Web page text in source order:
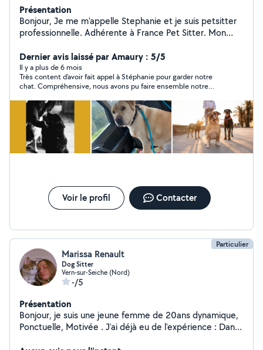
Présentation
Bonjour, Je me m'appelle Stephanie et je suis petsitter
professionnelle. Adhérente à France Pet Sitter. Mon
Sitting&services, site disponible sur google pour me
joindre plus facilement, mon périmètre étant limiter ici.
Je garde et/ou promène votre compagnon sur Rennes
et son agglomération, j'accueille également chiens et
chats. (2 maximum) Je suis en maison à Saint-Gilles
avec un petit terrain clôturé. Je suis certifiée Acaced
Chiens.Chats et N.A.C
Dernier avis laissé par Amaury : 5/5
Il y a plus de 6 mois
Très content d'avoir fait appel à Stéphanie pour garder notre
chat. Compréhensive, nous avons pu faire ensemble notre
Voir le profil Contacter
Particulier
Marissa Renault
Dog Sitter
Vern-sur-Seiche (Nord)
-/5
Présentation
Bonjour, je suis une jeune femme de 20ans dynamique,
Ponctuelle, Motivée . J'ai déjà eu de l'expérience : Dans